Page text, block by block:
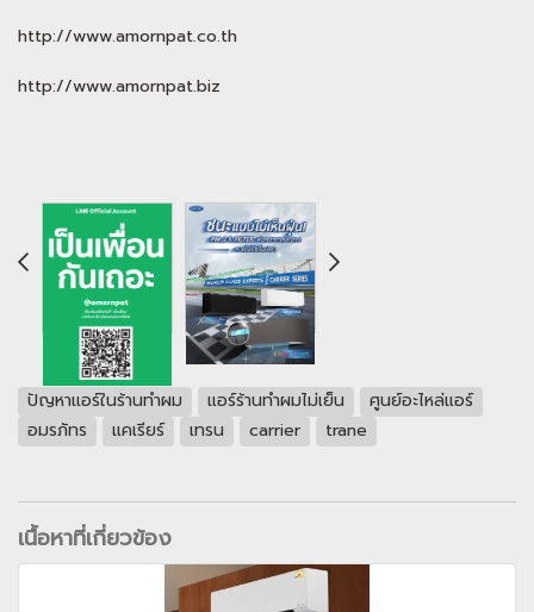
http://www.amornpat.co.th
http://www.amornpat.biz
ปัญหาแอร์ในร้านทำผม แอร์ร้านทำผมไม่เย็น
ศูนย์อะไหล่แอร์
อมรภัทร
แคเรียร์ เทรน carrier trane
เนื้อหาที่เกี่ยวข้อง